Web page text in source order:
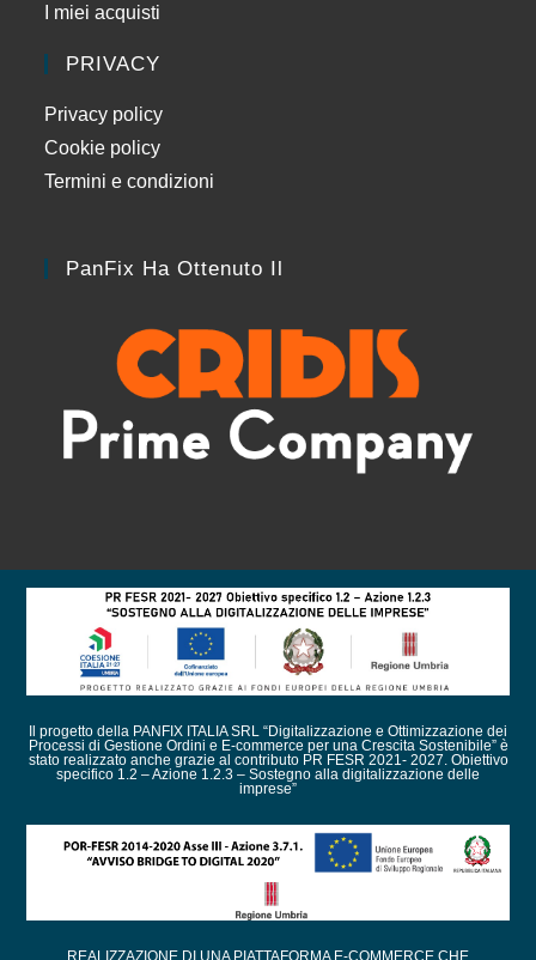
I miei acquisti
PRIVACY
Privacy policy
Cookie policy
Termini e condizioni
PanFix Ha Ottenuto Il
Il progetto della PANFIX ITALIA SRL “Digitalizzazione e Ottimizzazione dei
Processi di Gestione Ordini e E-commerce per una Crescita Sostenibile” è
stato realizzato anche grazie al contributo PR FESR 2021- 2027. Obiettivo
specifico 1.2 – Azione 1.2.3 – Sostegno alla digitalizzazione delle
imprese”
REALIZZAZIONE DI UNA PIATTAFORMA E-COMMERCE CHE